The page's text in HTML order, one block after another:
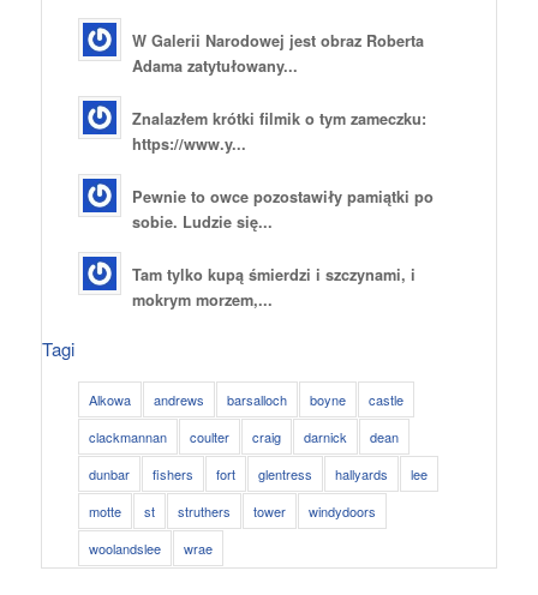
W Galerii Narodowej jest obraz Roberta
Adama zatytułowany...
Znalazłem krótki filmik o tym zameczku:
https://www.y...
Pewnie to owce pozostawiły pamiątki po
sobie. Ludzie się...
Tam tylko kupą śmierdzi i szczynami, i
mokrym morzem,...
Tagi
Alkowa andrews barsalloch boyne
castle
clackmannan
coulter craig darnick
dean
dunbar
fishers fort glentress hallyards
lee
motte
st struthers tower
windydoors
woolandslee
wrae